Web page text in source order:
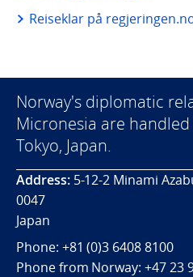
Reiseklar på
Norway's diplomatic
Micronesia are
Tokyo, Japan.
Address: 5-12-2 Minami
0047
Japan
Phone: +81 (0)3 6408 8100
Phone from Norway: +47 23